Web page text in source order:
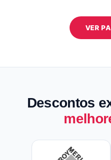
VER
Descontos